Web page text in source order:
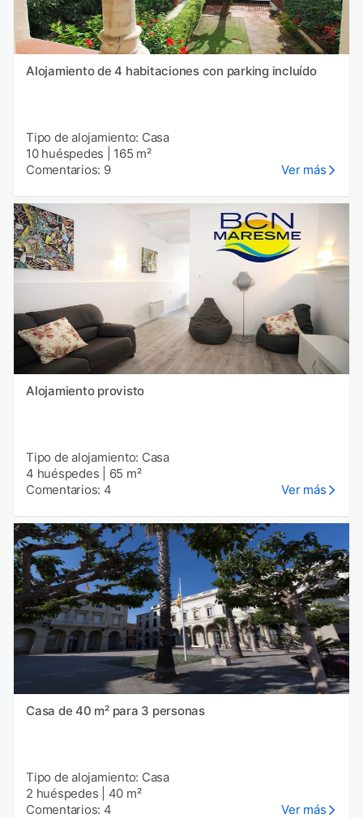
Alojamiento de 4 habitaciones con parking incluído
Tipo de alojamiento: Casa
10 huéspedes
165 m²
Comentarios: 9
Ver más
Alojamiento provisto
Tipo de alojamiento: Casa
4 huéspedes
65 m²
Comentarios: 4
Ver más
Casa de 40 m² para 3 personas
Tipo de alojamiento: Casa
2 huéspedes
40 m²
Comentarios: 4
Ver más